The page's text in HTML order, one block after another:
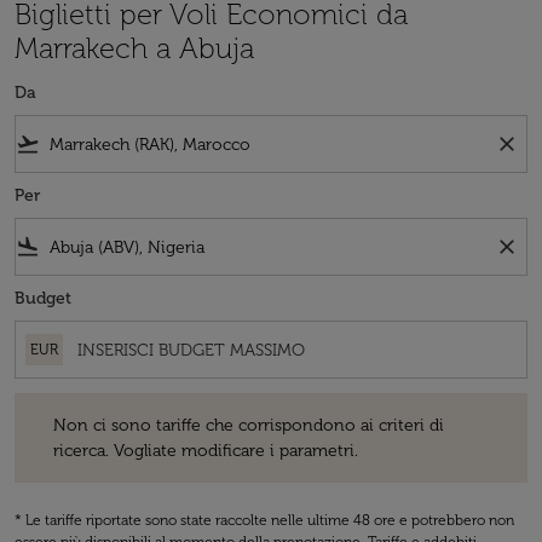
Biglietti per Voli Economici da
Marrakech a Abuja
Da
flight_takeoff close
Per
flight_land close
Budget
EUR
Non ci sono tariffe che corrispondono ai criteri di
ricerca. Vogliate modificare i parametri.
* Le tariffe riportate sono state raccolte nelle ultime 48 ore e potrebbero non